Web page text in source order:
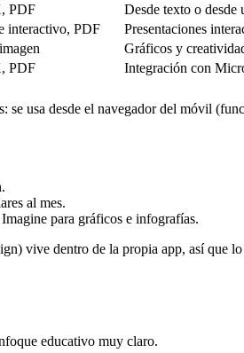
PDF
Desde texto o desde
interactivo, PDF
Presentaciones
Gráficos y
PDF Integración con
usa desde el navegador del móvil
al mes.
para gráficos e infografías.
vive dentro de la propia app, así que lo
educativo muy claro.